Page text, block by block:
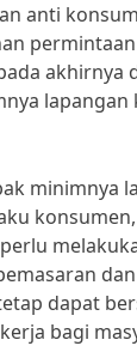
anti
akhirnya
minimnya
dapat
bagi